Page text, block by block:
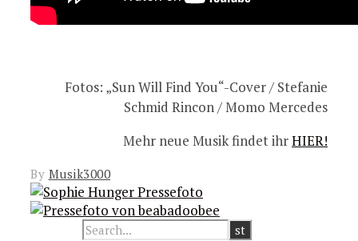
Fotos: „Sun Will Find You“-Cover / Stefanie
Schmid Rincon / Momo Mercedes
Mehr neue Musik findet ihrHIER!
By Musik3000